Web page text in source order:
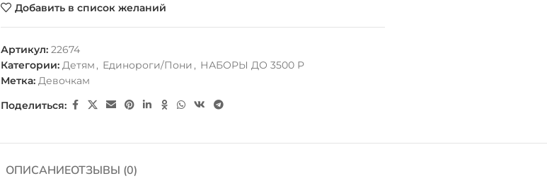
Добавить в список желаний
Артикул:22674
Категории: Детям , Единороги/Пони , НАБОРЫ ДО 3500 Р
Метка: Девочкам
Поделиться:
ОПИСАНИЕОТЗЫВЫ (0)